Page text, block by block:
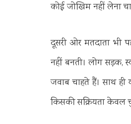
कोई जोखिम नहीं लेना
दूसरी ओर मतदाता भी
नहीं बनती। लोग सड़क,
जवाब चाहते हैं। साथ
किसकी सक्रियता केवल